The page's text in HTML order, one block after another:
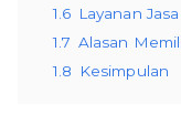
1.6 Layanan
1.7 Alasan
1.8
Kesimpulan